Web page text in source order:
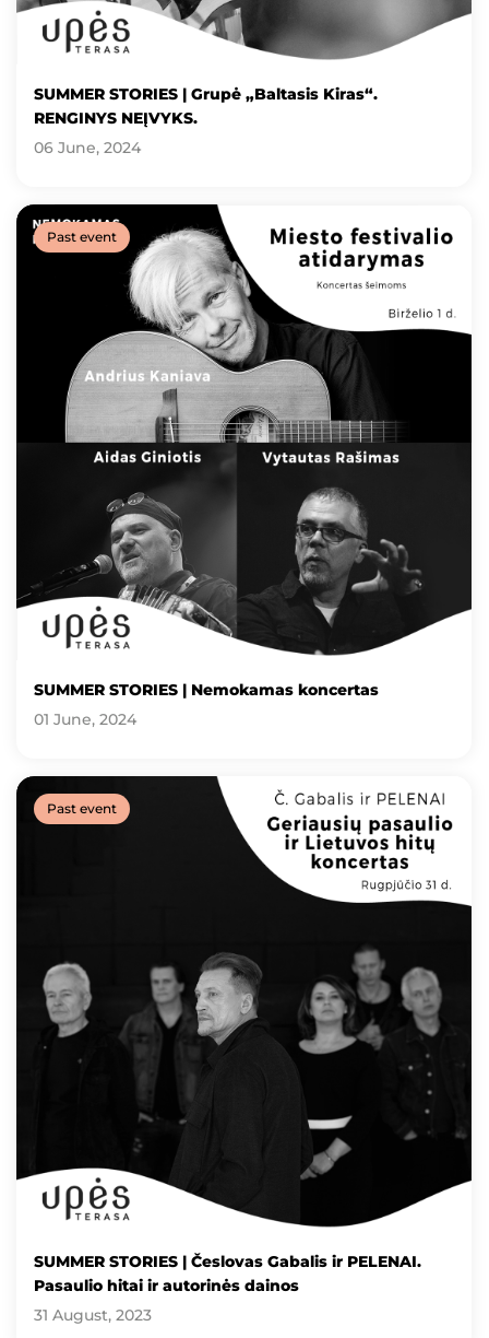
SUMMER STORIES | Grupė „Baltasis Kiras“.
RENGINYS NEĮVYKS.
06 June, 2024
Past event
SUMMER STORIES | Nemokamas koncertas
01 June, 2024
Past event
SUMMER STORIES | Česlovas Gabalis ir PELENAI.
Pasaulio hitai ir autorinės dainos
31 August, 2023